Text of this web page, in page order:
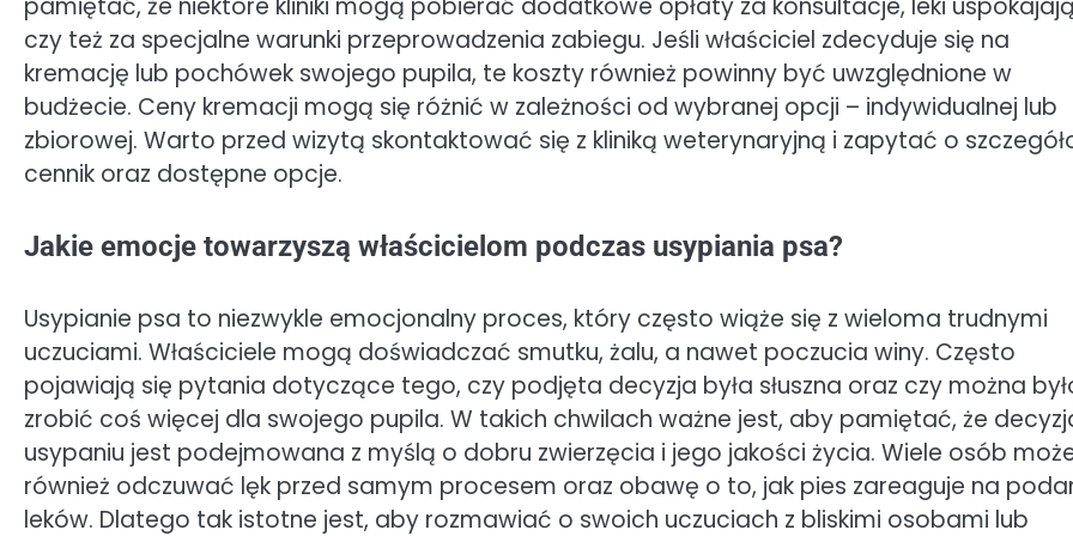
czy też za specjalne warunki przeprowadzenia zabiegu. Jeśli właściciel zdecyduje się na
kremację lub pochówek swojego pupila, te koszty również powinny być uwzględnione w
budżecie. Ceny kremacji mogą się różnić w zależności od wybranej opcji – indywidualnej lub
zbiorowej. Warto przed wizytą skontaktować się z kliniką weterynaryjną i zapytać o
cennik oraz dostępne opcje.
Jakie emocje towarzyszą właścicielom podczas usypiania psa?
Usypianie psa to niezwykle emocjonalny proces, który często wiąże się z wieloma trudnymi
uczuciami. Właściciele mogą doświadczać smutku, żalu, a nawet poczucia winy. Często
pojawiają się pytania dotyczące tego, czy podjęta decyzja była słuszna oraz czy można
zrobić coś więcej dla swojego pupila. W takich chwilach ważne jest, aby pamiętać, że
usypaniu jest podejmowana z myślą o dobru zwierzęcia i jego jakości życia. Wiele osób
również odczuwać lęk przed samym procesem oraz obawę o to, jak pies zareaguje na
leków. Dlatego tak istotne jest, aby rozmawiać o swoich uczuciach z bliskimi osobami lub